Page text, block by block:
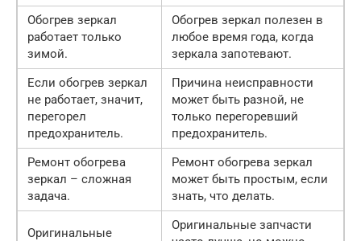
Обогрев зеркал
работает только
зимой.
Обогрев зеркал полезен в
любое время года, когда
зеркала запотевают.
Если обогрев зеркал
не работает, значит,
перегорел
предохранитель.
Причина неисправности
может быть разной, не
только перегоревший
предохранитель.
Ремонт обогрева
зеркал – сложная
задача.
Ремонт обогрева зеркал
может быть простым, если
знать, что делать.
Оригинальные
Оригинальные запчасти